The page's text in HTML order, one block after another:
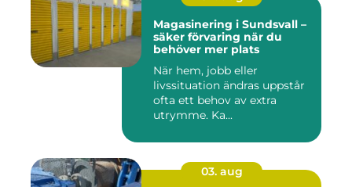
Magasinering i Sundsvall –
säker förvaring när du
behöver mer plats
När hem, jobb eller
livssituation ändras uppstår
ofta ett behov av extra
utrymme. Ka...
03. aug